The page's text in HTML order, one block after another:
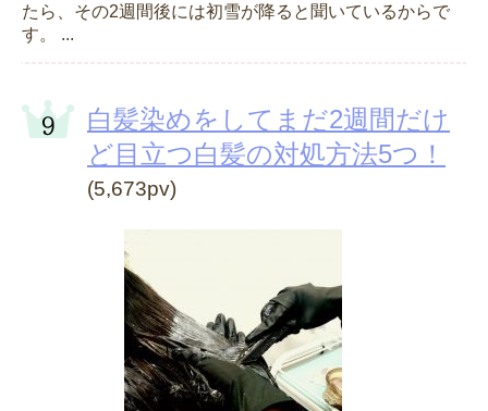
たら、その2週間後には初雪が降ると聞いているからで
す。 ...
白髪染めをしてまだ2週間だけ
ど目立つ白髪の対処方法5つ！
(5,673pv)